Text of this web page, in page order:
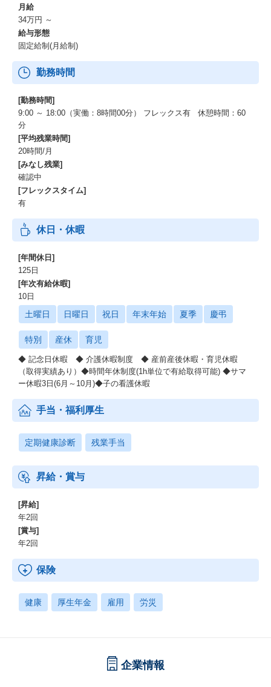
月給
34万円 ～
給与形態
固定給制(月給制)
勤務時間
[勤務時間]
9:00 ～ 18:00（実働：8時間00分） フレックス有 休憩時間：60
分
[平均残業時間]
20時間/月
[みなし残業]
確認中
[フレックスタイム]
有
休日・休暇
[年間休日]
125日
[年次有給休暇]
10日
土曜日 日曜日 祝日 年末年始 夏季 慶弔
特別 産休 育児
◆ 記念日休暇 ◆ 介護休暇制度 ◆ 産前産後休暇・育児休暇
（取得実績あり）◆時間年休制度(1h単位で有給取得可能) ◆サマ
ー休暇3日(6月～10月)◆子の看護休暇
手当・福利厚生
定期健康診断 残業手当
昇給・賞与
[昇給]
年2回
[賞与]
年2回
保険
健康 厚生年金 雇用 労災
企業情報